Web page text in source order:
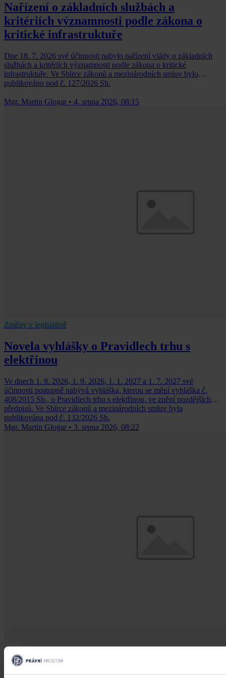
Nařízení o základních službách a
kritériích významnosti podle zákona o
kritické infrastruktuře
Dne 18. 7. 2026 své účinnosti nabylo nařízení vlády o základních
službách a kritériích významnosti podle zákona o kritické
infrastruktuře. Ve Sbírce zákonů a mezinárodních smluv bylo
publikováno pod č. 127/2026 Sb.
Mgr. Martin Glogar • 4. srpna 2026, 08:15
Změny v legislativě
Novela vyhlášky o Pravidlech trhu s
elektřinou
Ve dnech 1. 8. 2026, 1. 9. 2026, 1. 1. 2027 a 1. 7. 2027 své
účinnosti postupně nabývá vyhláška, kterou se mění vyhláška č.
408/2015 Sb., o Pravidlech trhu s elektřinou, ve znění pozdějších
předpisů. Ve Sbírce zákonů a mezinárodních smluv byla
publikována pod č. 132/2026 Sb.
Mgr. Martin Glogar • 3. srpna 2026, 08:22
Změny v legislativě